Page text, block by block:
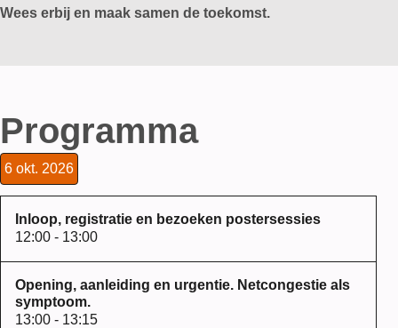
Wees erbij en maak samen de toekomst.
Programma
6 okt. 2026
Inloop, registratie en bezoeken postersessies
12:00 - 13:00
Opening, aanleiding en urgentie. Netcongestie als
symptoom.
13:00 - 13:15